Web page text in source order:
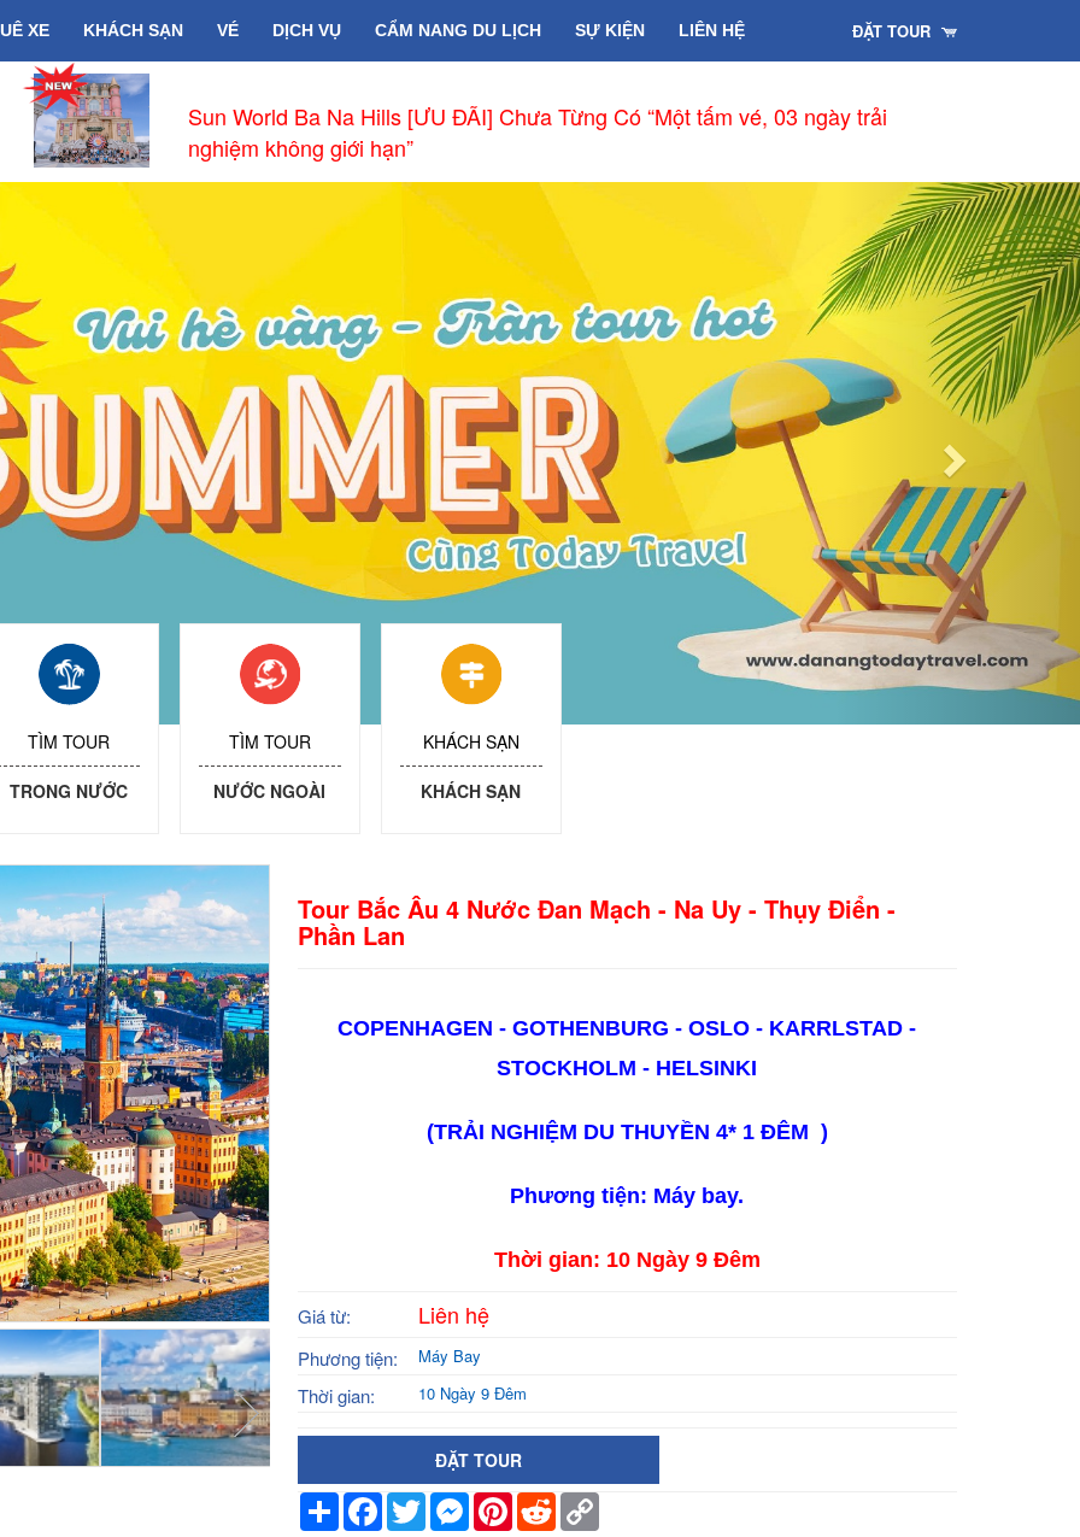
XE KHÁCH SẠN VÉ DỊCH VỤ CẨM NANG DU LỊCH SỰ KIỆN LIÊN HỆ ĐẶT TOUR
Sun World Ba Na Hills [ƯU ĐÃI] Chưa Từng Có “Một tấm vé, 03 ngày trải
nghiệm không giới hạn”
Next
TÌM TOUR
TRONG NƯỚC
TÌM TOUR
NƯỚC NGOÀI
KHÁCH SẠN
KHÁCH SẠN
Tour Bắc Âu 4 Nước Đan Mạch - Na Uy - Thụy Điển -
Phần Lan
COPENHAGEN - GOTHENBURG - OSLO - KARRLSTAD -
STOCKHOLM - HELSINKI
(TRẢI NGHIỆM DU THUYỀN 4* 1 ĐÊM )
Phương tiện: Máy bay.
Thời gian: 10 Ngày 9 Đêm
Giá từ: Liên hệ
Phương tiện: Máy Bay
Thời gian: 10 Ngày 9 Đêm
ĐẶT TOUR
ShareFacebook
TwitterMessenger
PinterestRedditCopy
Link